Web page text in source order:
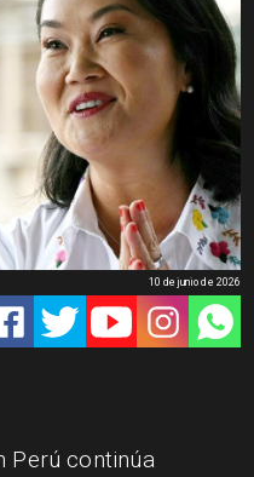
10 de junio de 2026
Perú continúa